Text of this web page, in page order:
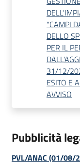
"CAMPI
DELLO
PER IL
31/12/
ESITO E
AVVISO
Pubblicità
PVL/ANAC (01/08/